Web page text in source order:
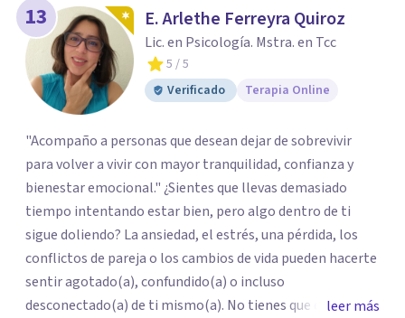
13 E. Arlethe Ferreyra Quiroz
Lic. en Psicología. Mstra. en Tcc
5 / 5
Verificado
Terapia Online
"Acompaño a personas que desean dejar de sobrevivir
para volver a vivir con mayor tranquilidad, confianza y
bienestar emocional." ¿Sientes que llevas demasiado
tiempo intentando estar bien, pero algo dentro de ti
sigue doliendo? La ansiedad, el estrés, una pérdida, los
conflictos de pareja o los cambios de vida pueden hacerte
sentir agotado(a), confundido(a) o incluso
desconectado(a) de ti mismo(a). No tienes que enfrentar
leer más